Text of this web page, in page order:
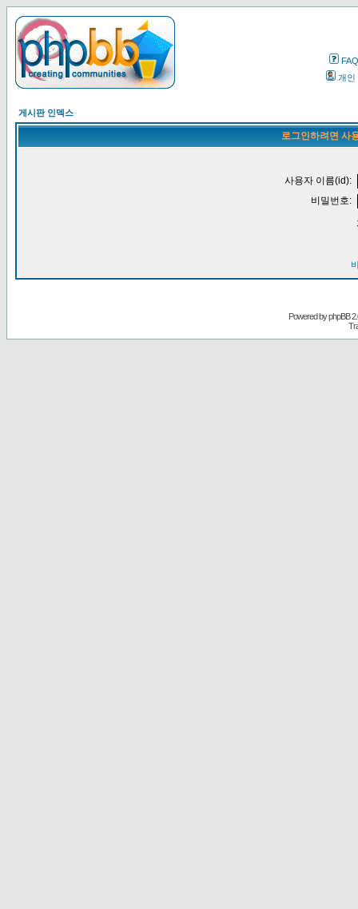
FAQ
개인
게시판 인덱스
로그인하려면 사
사용자 이름(id):
비밀번호:
Powered byphpBB